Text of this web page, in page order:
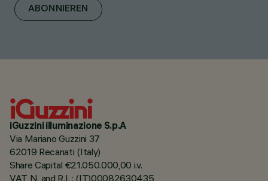
ABONNIEREN
iGuzzini illuminazione S.p.A
Via Mariano Guzzini 37
62019 Recanati (Italy)
Share Capital €21.050.000,00 i.v.
VAT N. and R.I. : (IT)00082630435